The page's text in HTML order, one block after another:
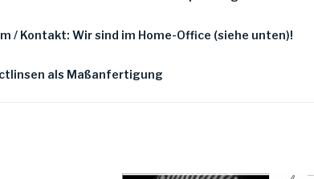
/ Kontakt: Wir sind im Home-Office (siehe unten)!
als Maßanfertigung